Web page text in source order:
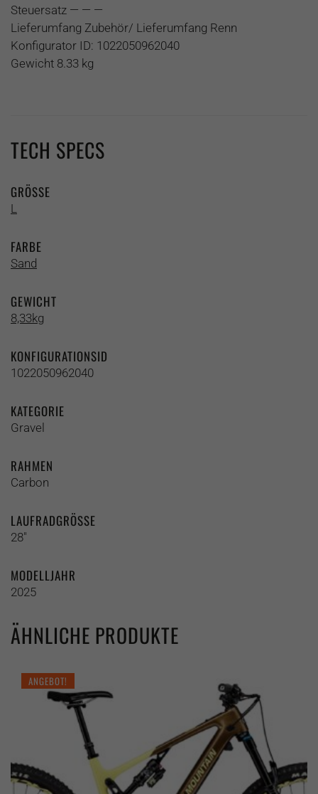
Steuersatz — — —
Lieferumfang Zubehör/ Lieferumfang Renn
Konfigurator ID: 1022050962040
Gewicht 8.33 kg
TECH SPECS
GRÖSSE
L
FARBE
Sand
GEWICHT
8,33kg
KONFIGURATIONSID
1022050962040
KATEGORIE
Gravel
RAHMEN
Carbon
LAUFRADGRÖSSE
28"
MODELLJAHR
2025
ÄHNLICHE PRODUKTE
ANGEBOT!